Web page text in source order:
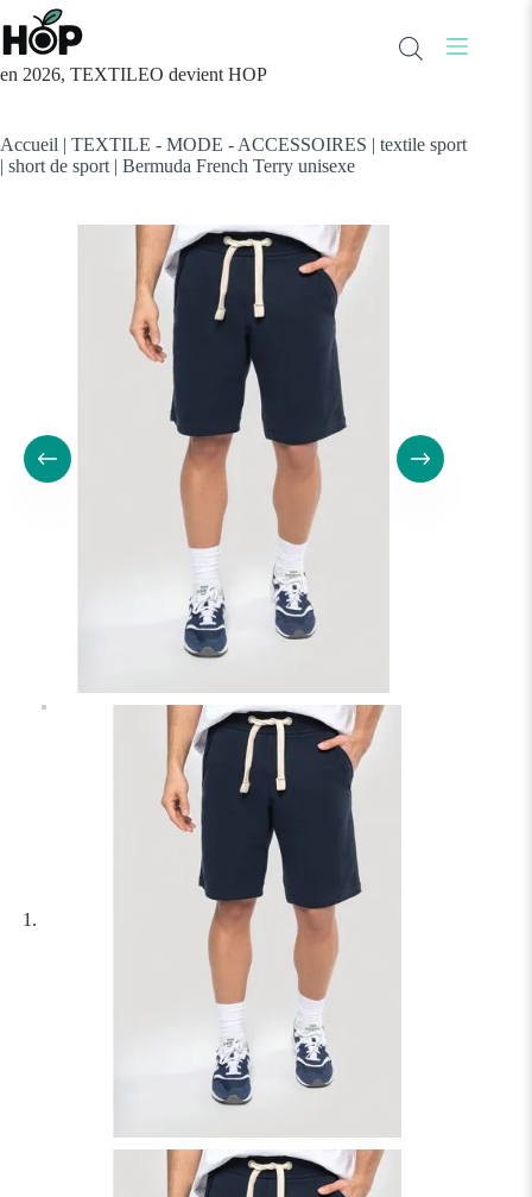
Passer
au
contenu
en 2026, TEXTILEO devient HOP
Accueil | TEXTILE - MODE - ACCESSOIRES | textile sport
| short de sport | Bermuda French Terry unisexe